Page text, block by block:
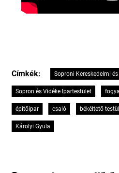
Címkék: Soproni Kereskedelmi
Sopron és Vidéke Ipartestület
építőipar csaló békéltető
Károlyi Gyula